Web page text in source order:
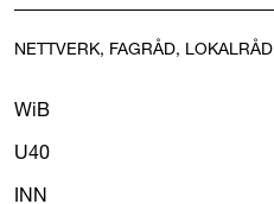
NETTVERK, FAGRÅD, LOKALRÅD
WiB
U40
INN